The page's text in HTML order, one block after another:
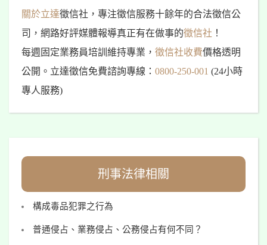
關於立達徵信社，專注徵信服務十餘年的合法徵信公
司，網路好評媒體報導真正有在做事的徵信社 ！
每週固定業務員培訓維持專業， 徵信社收費價格透明
公開。立達徵信免費諮詢專線： 0800-250-001 (24小時
專人服務)
刑事法律相關
構成毒品犯罪之行為
普通侵占、業務侵占、公務侵占有何不同？